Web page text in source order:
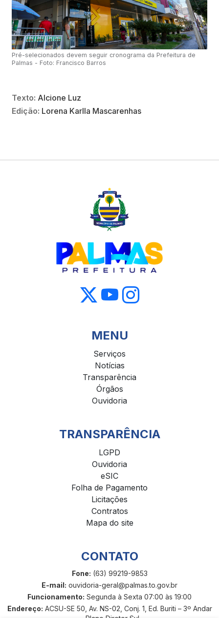
Pré-selecionados devem seguir cronograma da Prefeitura de
Palmas - Foto: Francisco Barros
Texto: Alcione Luz
Edição: Lorena Karlla Mascarenhas
MENU
Serviços
Notícias
Transparência
Órgãos
Ouvidoria
TRANSPARÊNCIA
LGPD
Ouvidoria
eSIC
Folha de Pagamento
Licitações
Contratos
Mapa do site
CONTATO
Fone: (63) 99219-9853
E-mail: ouvidoria-geral@palmas.to.gov.br
Funcionamento: Segunda à Sexta 07:00 às 19:00
Endereço: ACSU-SE 50, Av. NS-02, Conj. 1, Ed. Buriti – 3º Andar